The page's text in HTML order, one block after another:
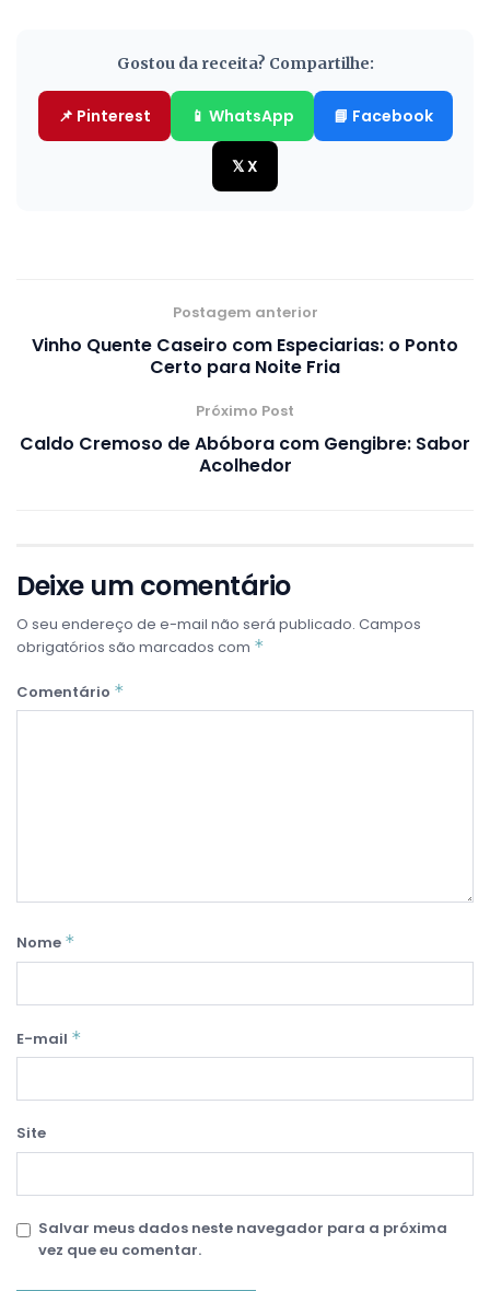
Gostou da receita? Compartilhe:
📌 Pinterest 📱 WhatsApp 📘 Facebook
𝕏 X
Postagem anterior
Vinho Quente Caseiro com Especiarias: o Ponto
Certo para Noite Fria
Próximo Post
Caldo Cremoso de Abóbora com Gengibre: Sabor
Acolhedor
Deixe um comentário
O seu endereço de e-mail não será publicado. Campos
obrigatórios são marcados com *
Comentário *
Nome *
E-mail *
Site
Salvar meus dados neste navegador para a próxima
vez que eu comentar.